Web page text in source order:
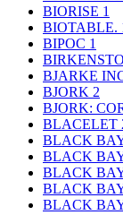
BIORISE 1
BIOTABLE.
BIPOC 1
BJARKE
BJORK 2
BJORK:
BLACELET
BLACK
BLACK
BLACK
BLACK
BLACK